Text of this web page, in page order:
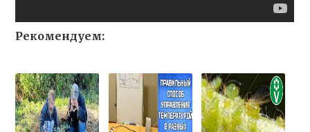
Рекомендуем: